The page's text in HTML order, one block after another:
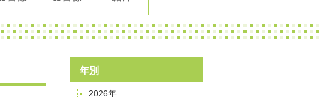
客様
年別
2026年